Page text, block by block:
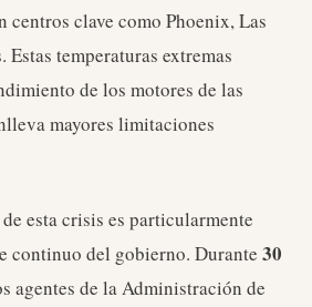
centros clave como Phoenix, Las
Estas temperaturas extremas
de los motores de las
mayores limitaciones
esta crisis es particularmente
continuo del gobierno. Durante 30
agentes de la Administración de